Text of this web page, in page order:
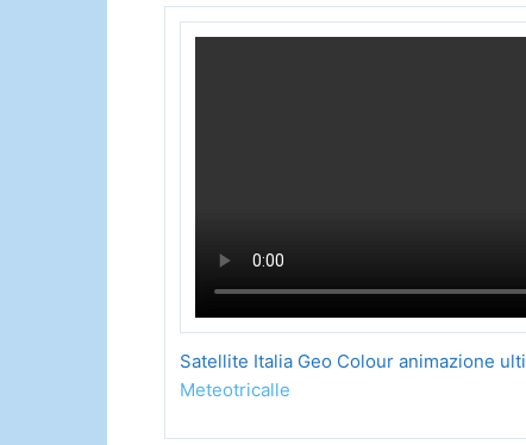
Satellite Italia Geo Colour animazione
Meteotricalle